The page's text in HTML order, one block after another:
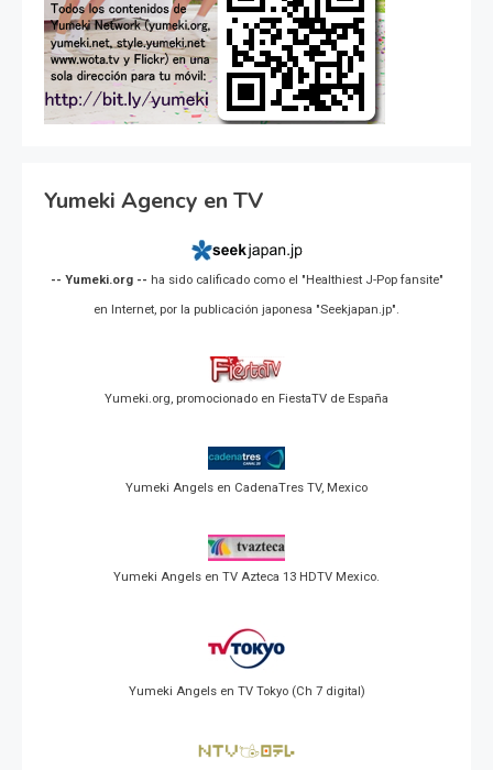
Yumeki Agency en TV
-- Yumeki.org -- ha sido calificado como el "Healthiest J-Pop fansite"
en Internet, por la publicación japonesa "Seekjapan.jp".
Yumeki.org, promocionado en FiestaTV de España
Yumeki Angels en CadenaTres TV, Mexico
Yumeki Angels en TV Azteca 13 HDTV Mexico.
Yumeki Angels en TV Tokyo (Ch 7 digital)